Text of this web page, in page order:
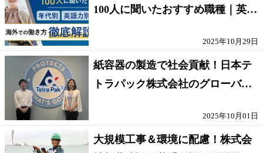
100人に聞いたおすすめ職種｜英語
2025年10月29日
紙容器の製造で社会貢献！日本テ
トラパック株式会社のグローバル
2025年10月01日
大規模工事＆環境に配慮！株式会